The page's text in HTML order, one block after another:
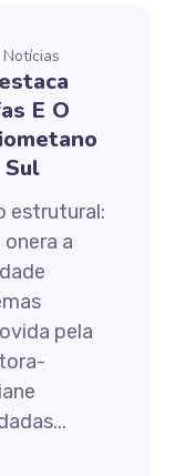
Notícias
E O
estrutural:
a
pela